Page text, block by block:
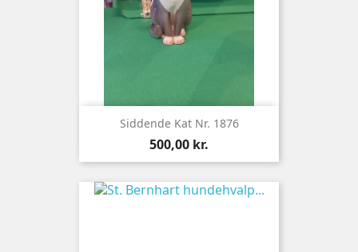
Siddende Kat Nr. 1876
Pris
500,00 kr.